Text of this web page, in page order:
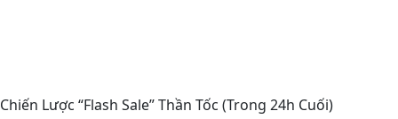
Chiến Lược “Flash Sale” Thần Tốc (Trong 24h Cuối)